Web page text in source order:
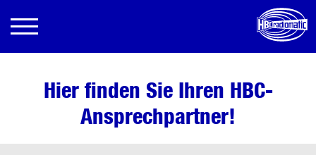
Hier finden Sie Ihren HBC-
Ansprechpartner!